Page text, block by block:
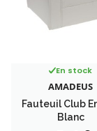
En stock
AMADEUS
Fauteuil Club
Blanc